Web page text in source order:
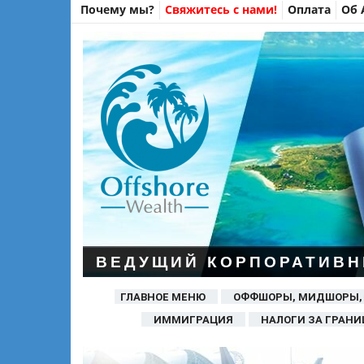
Почему мы? Свяжитесь с нами! Оплата Об
ВЕДУЩИЙ
ГЛАВНОЕ МЕНЮ ОФФШОРЫ, МИДШОРЫ,
ИММИГРАЦИЯ
НАЛОГИ ЗА